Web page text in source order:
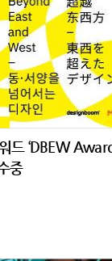
드 ‘DBEW
중